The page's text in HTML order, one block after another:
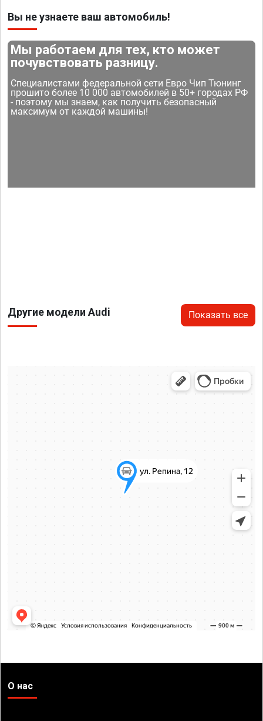
Вы не узнаете ваш автомобиль!
Мы работаем для тех, кто может
почувствовать разницу.
Специалистами федеральной сети Евро Чип Тюнинг
прошито более 10 000 автомобилей в 50+ городах РФ
- поэтому мы знаем, как получить безопасный
максимум от каждой машины!
Другие модели Audi Показать все
О нас